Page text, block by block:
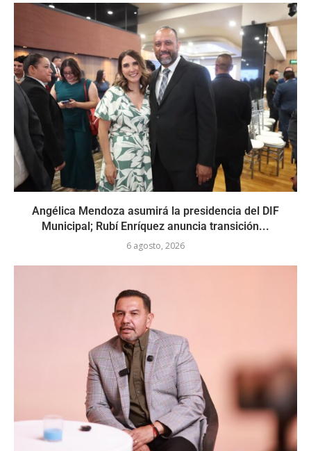
Angélica Mendoza asumirá la presidencia del DIF
Municipal; Rubí Enríquez anuncia transición...
6 agosto, 2026